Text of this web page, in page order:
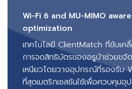
Wi-Fi 6 and MU-MIMO
optimization
เทคโนโลยี ClientMatch ที่ขับเค
การจดสิทธิบัตรของอรูบ้าช่วยขจั
เหนียวโดยวางอุปกรณ์ที่รองรับ
ที่สุดเมตริกเซสชันใช้เพื่อควบคุม